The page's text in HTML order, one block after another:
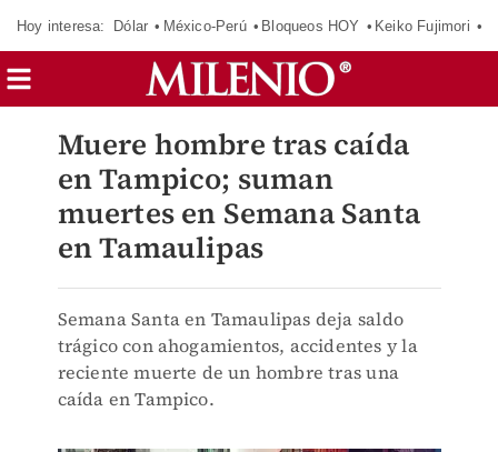
Hoy interesa: Dólar México-Perú Bloqueos HOY Keiko Fujimori
Muere hombre tras caída
en Tampico; suman
muertes en Semana Santa
en Tamaulipas
Semana Santa en Tamaulipas deja saldo
trágico con ahogamientos, accidentes y la
reciente muerte de un hombre tras una
caída en Tampico.